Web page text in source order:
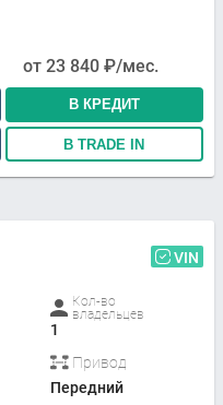
от 23 840 ₽/мес.
В КРЕДИТ
В TRADE IN
VIN
Кол-во
владельцев
1
Привод
Передний